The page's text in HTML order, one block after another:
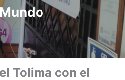
Tolima con el